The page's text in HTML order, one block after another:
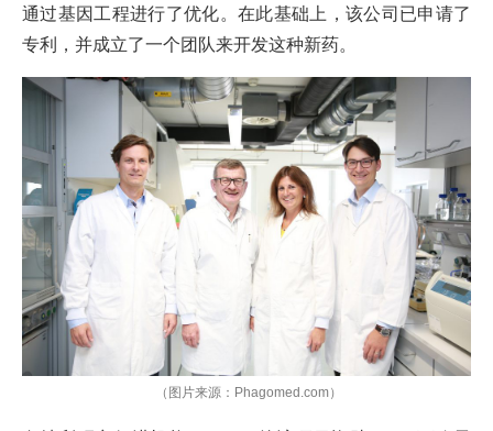
通过基因工程进行了优化。在此基础上，该公司已申请了
专利，并成立了一个团队来开发这种新药。
（图片来源：Phagomed.com）